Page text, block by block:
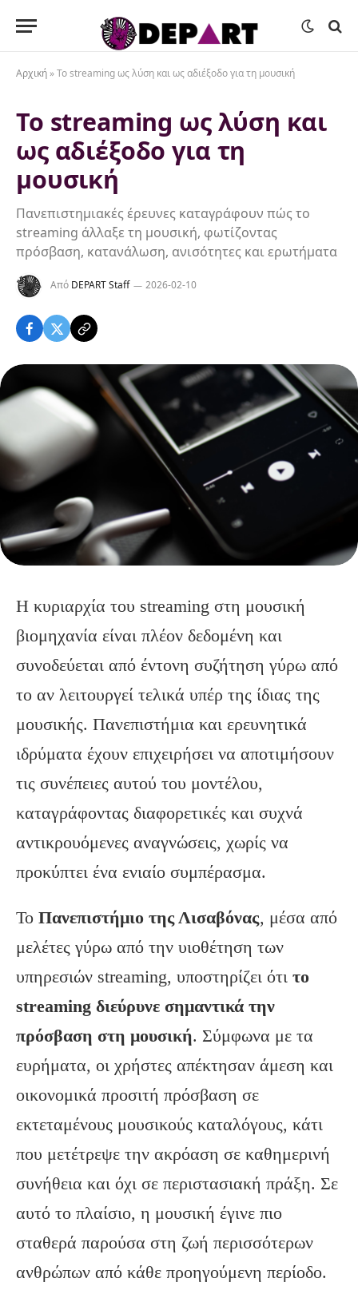
Αρχική »Το streaming ως λύση και ως αδιέξοδο για τη μουσική
Το streaming ως λύση και
ως αδιέξοδο για τη
μουσική
Πανεπιστημιακές έρευνες καταγράφουν πώς το
streaming άλλαξε τη μουσική, φωτίζοντας
πρόσβαση, κατανάλωση, ανισότητες και ερωτήματα
Από DEPART Staff 2026-02-10
Η κυριαρχία του streaming στη μουσική
βιομηχανία είναι πλέον δεδομένη και
συνοδεύεται από έντονη συζήτηση γύρω από
το αν λειτουργεί τελικά υπέρ της ίδιας της
μουσικής. Πανεπιστήμια και ερευνητικά
ιδρύματα έχουν επιχειρήσει να αποτιμήσουν
τις συνέπειες αυτού του μοντέλου,
καταγράφοντας διαφορετικές και συχνά
αντικρουόμενες αναγνώσεις, χωρίς να
προκύπτει ένα ενιαίο συμπέρασμα.
Το Πανεπιστήμιο της Λισαβόνας, μέσα από
μελέτες γύρω από την υιοθέτηση των
υπηρεσιών streaming, υποστηρίζει ότι το
streaming διεύρυνε σημαντικά την
πρόσβαση στη μουσική. Σύμφωνα με τα
ευρήματα, οι χρήστες απέκτησαν άμεση και
οικονομικά προσιτή πρόσβαση σε
εκτεταμένους μουσικούς καταλόγους, κάτι
που μετέτρεψε την ακρόαση σε καθημερινή
συνήθεια και όχι σε περιστασιακή πράξη. Σε
αυτό το πλαίσιο, η μουσική έγινε πιο
σταθερά παρούσα στη ζωή περισσότερων
ανθρώπων από κάθε προηγούμενη περίοδο.